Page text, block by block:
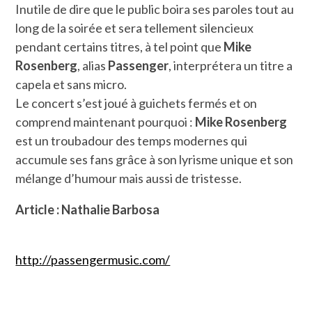
Inutile de dire que le public boira ses paroles tout au
long de la soirée et sera tellement silencieux
pendant certains titres, à tel point que Mike
Rosenberg, alias Passenger, interprétera un titre a
capela et sans micro.
Le concert s’est joué à guichets fermés et on
comprend maintenant pourquoi : Mike Rosenberg
est un troubadour des temps modernes qui
accumule ses fans grâce à son lyrisme unique et son
mélange d’humour mais aussi de tristesse.
Article : Nathalie Barbosa
http://passengermusic.com/